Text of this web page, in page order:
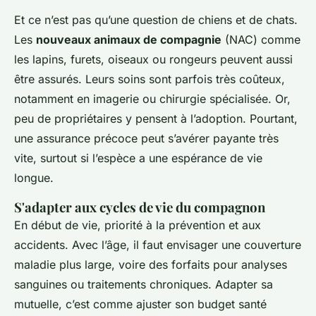
Et ce n’est pas qu’une question de chiens et de chats.
Les nouveaux animaux de compagnie (NAC) comme
les lapins, furets, oiseaux ou rongeurs peuvent aussi
être assurés. Leurs soins sont parfois très coûteux,
notamment en imagerie ou chirurgie spécialisée. Or,
peu de propriétaires y pensent à l’adoption. Pourtant,
une assurance précoce peut s’avérer payante très
vite, surtout si l’espèce a une espérance de vie
longue.
S'adapter aux cycles de vie du compagnon
En début de vie, priorité à la prévention et aux
accidents. Avec l’âge, il faut envisager une couverture
maladie plus large, voire des forfaits pour analyses
sanguines ou traitements chroniques. Adapter sa
mutuelle, c’est comme ajuster son budget santé